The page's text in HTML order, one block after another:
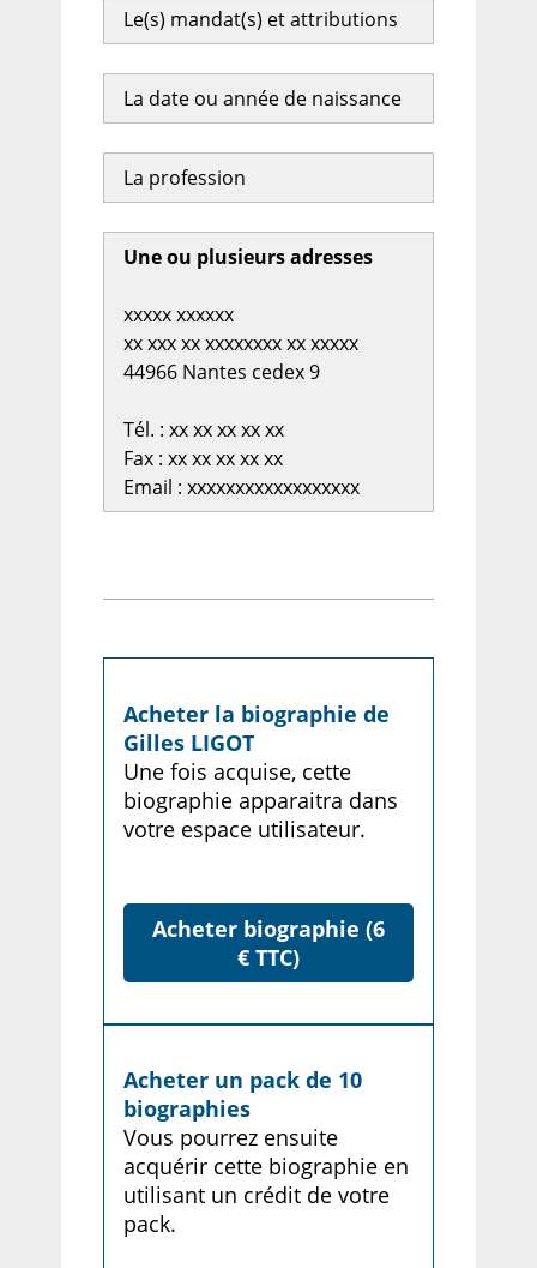
Le(s) mandat(s) et attributions
La date ou année de naissance
La profession
Une ou plusieurs adresses
xxxxx xxxxxx
xx xxx xx xxxxxxxx xx xxxxx
44966 Nantes cedex 9
Tél. : xx xx xx xx xx
Fax : xx xx xx xx xx
Email : xxxxxxxxxxxxxxxxxx
Acheter la biographie de
Gilles LIGOT
Une fois acquise, cette
biographie apparaitra dans
votre espace utilisateur.
Acheter biographie (6
€ TTC)
Acheter un pack de 10
biographies
Vous pourrez ensuite
acquérir cette biographie en
utilisant un crédit de votre
pack.